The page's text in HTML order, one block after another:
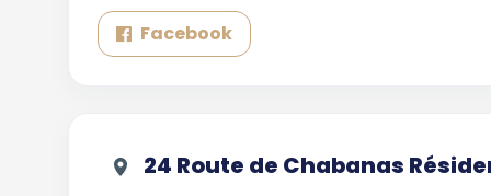
Facebook
24 Route de Chabanas